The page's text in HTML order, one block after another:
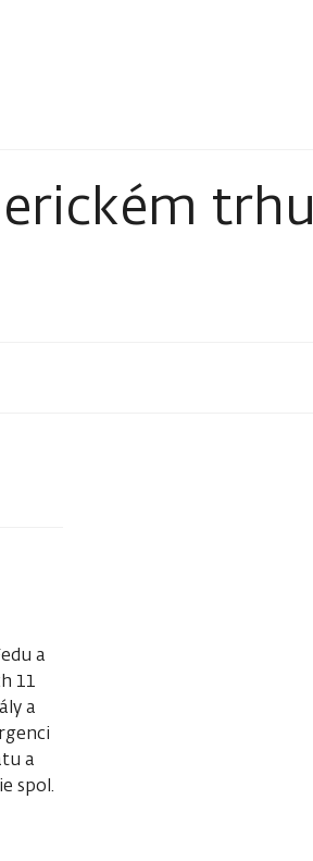
trhu
a
11
a
a
spol.